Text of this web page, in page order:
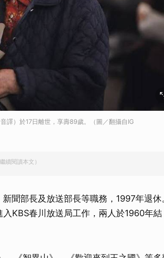
譯）於17日離世，享壽89歲。（圖／翻攝自IG
續閱讀本文）
聞部長及放送部長等職務，1997年退休
KBS春川放送局工作，兩人於1960年結